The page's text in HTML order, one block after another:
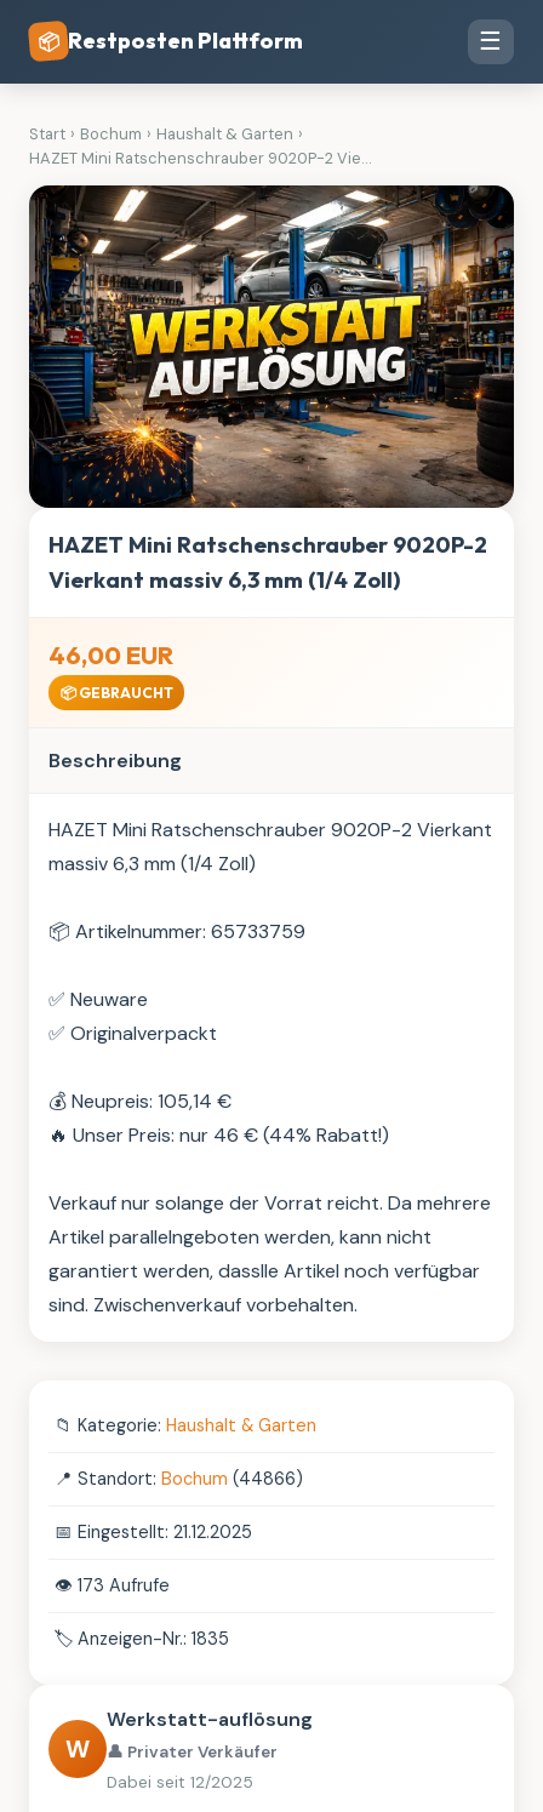
📦 Restposten Plattform ☰
Start › Bochum › Haushalt & Garten ›
HAZET Mini Ratschenschrauber 9020P-2 Vie...
HAZET Mini Ratschenschrauber 9020P-2
Vierkant massiv 6,3 mm (1/4 Zoll)
46,00 EUR
📦 GEBRAUCHT
Beschreibung
HAZET Mini Ratschenschrauber 9020P-2 Vierkant
massiv 6,3 mm (1/4 Zoll)
📦 Artikelnummer: 65733759
✅ Neuware
✅ Originalverpackt
💰 Neupreis: 105,14 €
🔥 Unser Preis: nur 46 € (44% Rabatt!)
Verkauf nur solange der Vorrat reicht. Da mehrere
Artikel parallelngeboten werden, kann nicht
garantiert werden, dasslle Artikel noch verfügbar
sind. Zwischenverkauf vorbehalten.
📁 Kategorie: Haushalt & Garten
📍 Standort: Bochum (44866)
📅 Eingestellt: 21.12.2025
👁️ 173 Aufrufe
🏷️ Anzeigen-Nr.: 1835
W
Werkstatt-auflösung
👤 Privater Verkäufer
Dabei seit 12/2025